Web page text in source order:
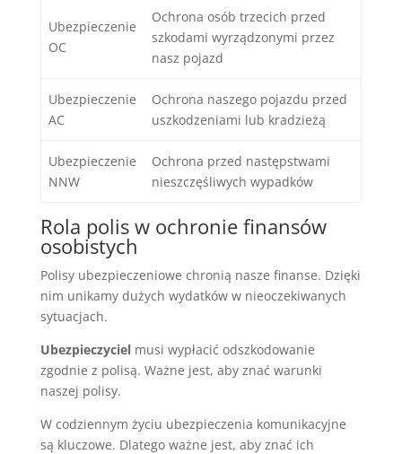
Ubezpieczenie
OC
Ochrona osób trzecich przed
szkodami wyrządzonymi przez
nasz pojazd
Ubezpieczenie
AC
Ochrona naszego pojazdu przed
uszkodzeniami lub kradzieżą
Ubezpieczenie
NNW
Ochrona przed następstwami
nieszczęśliwych wypadków
Rola polis w ochronie finansów
osobistych
Polisy ubezpieczeniowe chronią nasze finanse. Dzięki
nim unikamy dużych wydatków w nieoczekiwanych
sytuacjach.
Ubezpieczycielmusi wypłacić odszkodowanie
zgodnie z polisą. Ważne jest, aby znać warunki
naszej polisy.
W codziennym życiu ubezpieczenia komunikacyjne
są kluczowe. Dlatego ważne jest, aby znać ich